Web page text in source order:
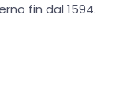
fin dal 1594.